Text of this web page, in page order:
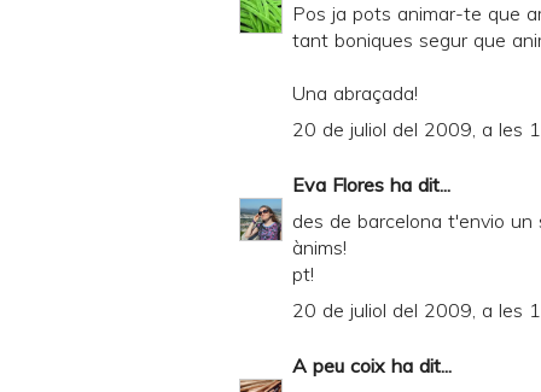
Pos ja pots animar-te que
tant boniques segur que
Una abraçada!
20 de juliol del 2009, a les
Eva Flores ha dit...
des de barcelona t'envio
ànims!
pt!
20 de juliol del 2009, a les
A peu coix ha dit...